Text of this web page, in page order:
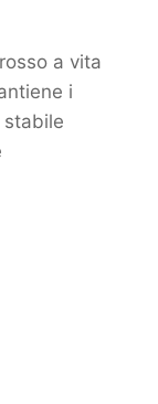
a vita
i
stabile